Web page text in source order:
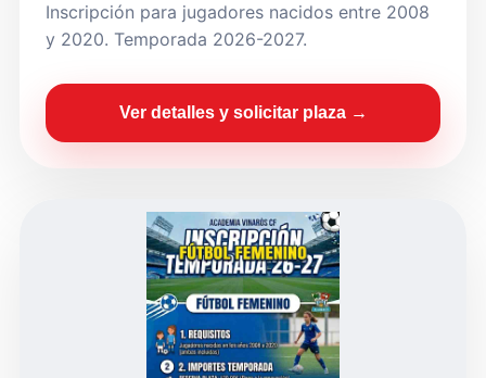
Inscripción para jugadores nacidos entre 2008
y 2020. Temporada 2026-2027.
Ver detalles y solicitar plaza →